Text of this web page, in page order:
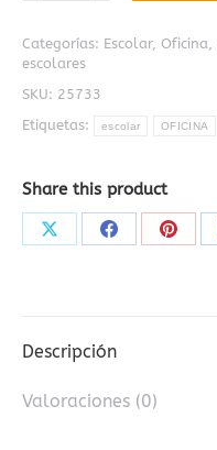
SU-
409R
cantidad
Categorías: Escolar, Oficina,
escolares
SKU: 25733
Etiquetas:
escolar OFICINA
Share this product
Share Share Share
Descripción
Valoraciones (0)